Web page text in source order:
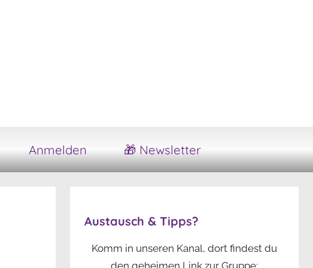
Anmelden 🎁 Newsletter
Austausch & Tipps?
Komm in unseren Kanal, dort findest du
den geheimen Link zur Gruppe: